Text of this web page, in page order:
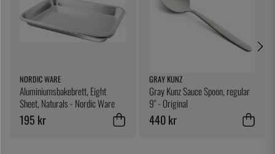
NORDIC WARE
Aluminiumsbakebrett, Eight
Sheet, Naturals - Nordic Ware
195 kr
GRAY KUNZ
Gray Kunz Sauce Spoon, regular
9" - Original
440 kr